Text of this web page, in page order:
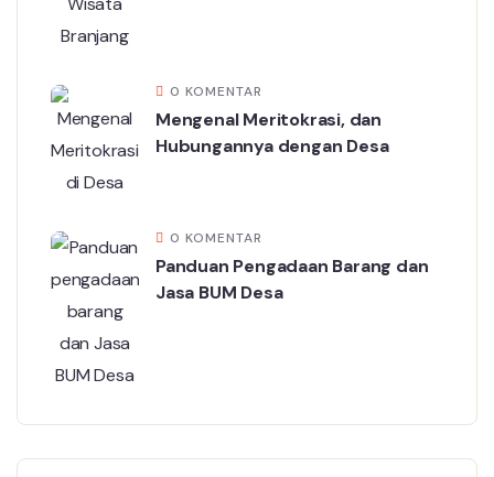
0 KOMENTAR
Mengenal Meritokrasi, dan
Hubungannya dengan Desa
0 KOMENTAR
Panduan Pengadaan Barang dan
Jasa BUM Desa